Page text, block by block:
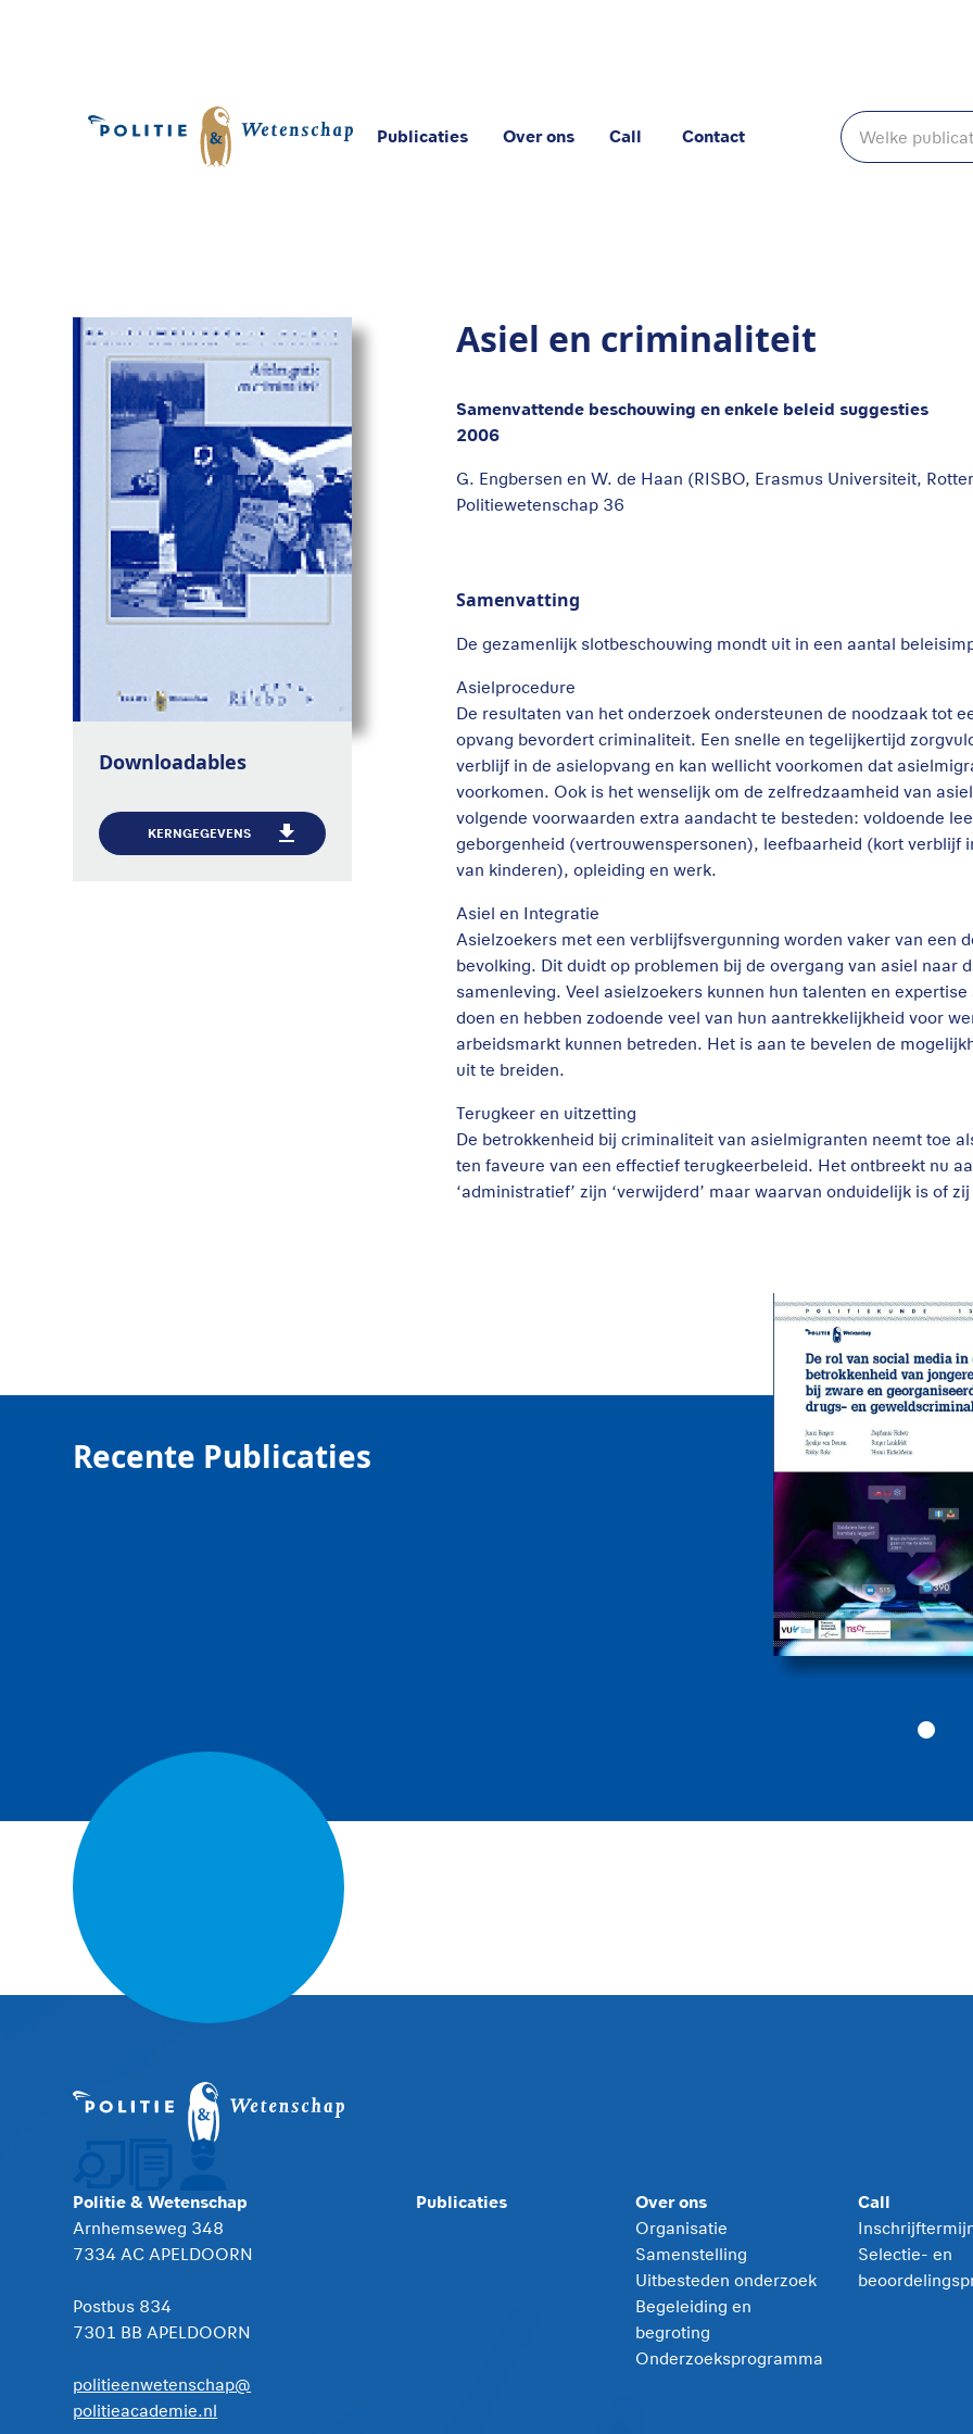
Publicaties Over ons Call Contact
Publicaties
Downloadables
KERNGEGEVENS
Asiel en criminaliteit
Samenvattende beschouwing en enkele beleid suggesties
2006
G. Engbersen en W. de Haan (RISBO, Erasmus Universiteit,
Politiewetenschap 36
Samenvatting
De gezamenlijk slotbeschouwing mondt uit in een aantal
Asielprocedure
De resultaten van het onderzoek ondersteunen de noodzaak tot
opvang bevordert criminaliteit. Een snelle en tegelijkertijd
verblijf in de asielopvang en kan wellicht voorkomen dat
voorkomen. Ook is het wenselijk om de zelfredzaamheid van
volgende voorwaarden extra aandacht te besteden: voldoende
geborgenheid (vertrouwenspersonen), leefbaarheid (kort verblijf
van kinderen), opleiding en werk.
Asiel en Integratie
Asielzoekers met een verblijfsvergunning worden vaker van een
bevolking. Dit duidt op problemen bij de overgang van asiel naar
samenleving. Veel asielzoekers kunnen hun talenten en
doen en hebben zodoende veel van hun aantrekkelijkheid voor
arbeidsmarkt kunnen betreden. Het is aan te bevelen de
uit te breiden.
Terugkeer en uitzetting
De betrokkenheid bij criminaliteit van asielmigranten neemt toe
ten faveure van een effectief terugkeerbeleid. Het ontbreekt nu
‘administratief’ zijn ‘verwijderd’ maar waarvan onduidelijk is of
Recente Publicaties
De rol van sociale
media bij de
betrokkenheid van
jongeren bij zware
drugs- en
2026
Politiekunde
Politiekunde
Politie & Wetenschap
Arnhemseweg 348
7334 AC APELDOORN
Postbus 834
7301 BB APELDOORN
politieenwetenschap@
politieacademie.nl
Publicaties Over ons
Organisatie
Samenstelling
Uitbesteden onderzoek
Begeleiding en
begroting
Onderzoeksprogramma
Call
Selectie- en